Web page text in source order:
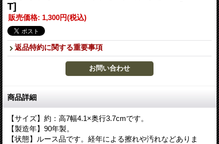
T]
販売価格: 1,300円(税込)
返品特約に関する重要事項
商品詳細
【サイズ】約：高7幅4.1×奥行3.7cmです。
【製造年】90年製。
【状態】ルース品です。経年による擦れや汚れなどありま